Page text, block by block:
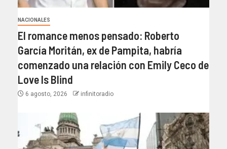
NACIONALES
El romance menos pensado: Roberto
García Moritán, ex de Pampita, habría
comenzado una relación con Emily Ceco de
Love Is Blind
6 agosto, 2026 infinitoradio